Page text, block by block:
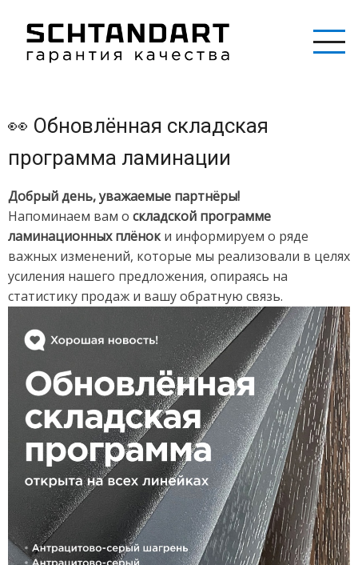
основному
👀 Обновлённая складская
программа ламинации
Добрый день, уважаемые партнёры!
Напоминаем вам о складской программе
ламинационных плёноки информируем о ряде
важных изменений, которые мы реализовали в целях
усиления нашего предложения, опираясь на
статистику продаж и вашу обратную связь.